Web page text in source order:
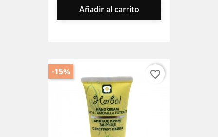
Añadir al carrito
-15% favorite_border